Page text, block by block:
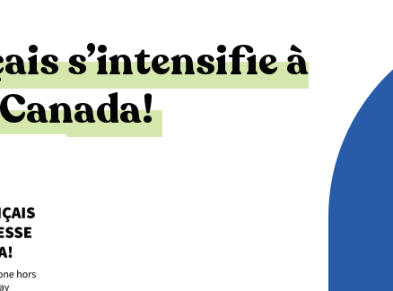
s’intensifie à